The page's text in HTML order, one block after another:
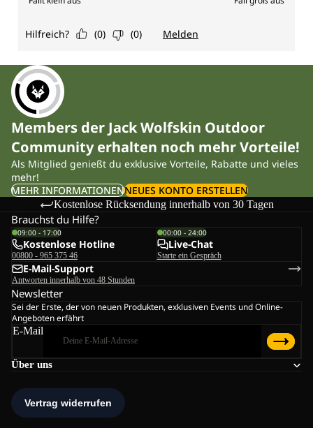
Members der Jack Wolfskin Outdoor
Community erhalten noch mehr Vorteile!
Als Mitglied genießt du exklusive Vorteile, Rabatte und vieles
mehr!
MEHR INFORMATIONENNEUES KONTO ERSTELLEN
Kostenlose Rücksendung innerhalb von 30 Tagen
Über uns
Brauchst du Hilfe?
09:00 - 17:00
Kostenlose Hotline
00800 - 965 375 46
00:00 - 24:00
Live-Chat
Starte ein Gespräch
E-Mail-Support
Antworten innerhalb von 48 Stunden
Newsletter
Sei der Erste, der von neuen Produkten, exklusiven Events und Online-
Angeboten erfährt
E-Mail